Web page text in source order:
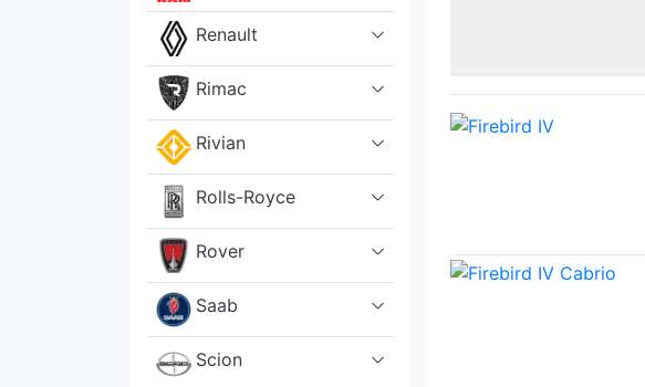
Renault
Rimac
Rivian
Rolls-Royce
Rover
Saab
Scion